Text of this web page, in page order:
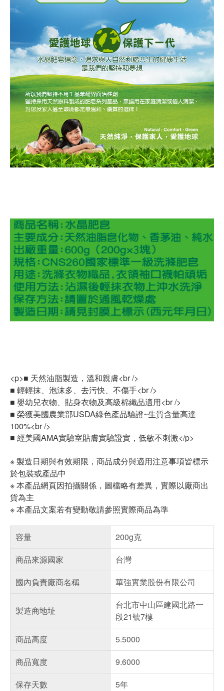
<p>■ 天然油脂製造，溫和親膚<br />
■ 輕輕抹、泡沫多、去污快、不傷手<br />
■ 嬰幼兒衣物、貼身衣物及高級棉織品適用<br />
■ 榮獲美國農業部USDA綠色產品驗證~生質含量高達
100%<br />
■ 經美國AMA實驗室貼膚實驗證實，低敏不刺激</p>
※ 製造日期與有效期限，商品成分與適用注意事項皆標示
於包裝或產品中
※ 本產品網頁因拍攝關係，圖檔略有差異，實際以廠商出
貨為主
※ 本產品文案若有變動敬請參照實際商品為準
容量
200g克
商品來源國家
台灣
國內負責廠商名稱
華強實業股份有限公司
製造商地址
台北市中山區建國北路一
段21號7樓
商品高度
5.5000
商品寬度
9.6000
保存天數
5年